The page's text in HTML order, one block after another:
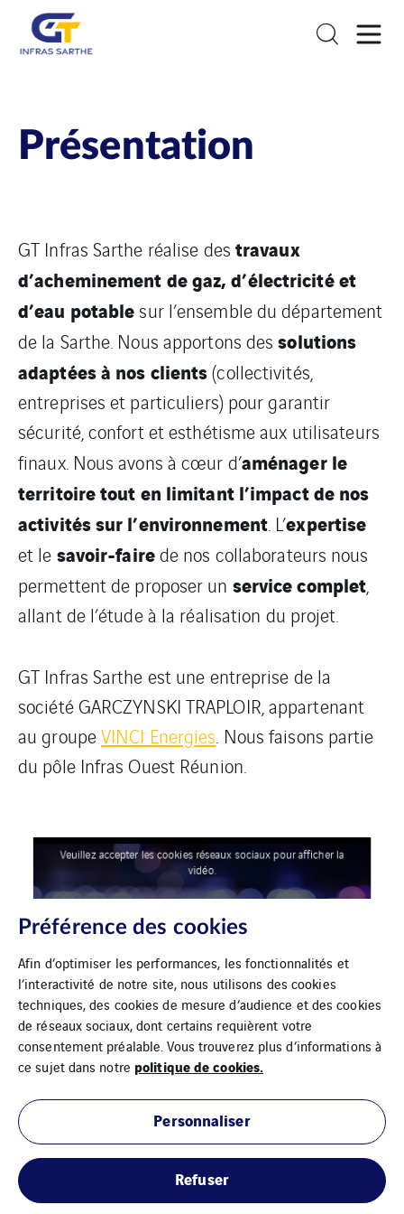
Présentation
GT Infras Sarthe réalise des travaux
d’acheminement de gaz, d’électricité et
d’eau potable sur l’ensemble du département
de la Sarthe. Nous apportons dessolutions
adaptées à nos clients(collectivités,
entreprises et particuliers) pour garantir
sécurité, confort et esthétisme aux utilisateurs
finaux. Nous avons à cœur d’aménager le
territoire tout en limitant l’impact de nos
activités sur l’environnement. L’expertise
et le savoir-fairede nos collaborateurs nous
permettent de proposer un service complet,
allant de l’étude à la réalisation du projet.
GT Infras Sarthe est une entreprise de la
société GARCZYNSKI TRAPLOIR, appartenant
au groupeVINCI Energies. Nous faisons partie
du pôle Infras Ouest Réunion.
Veuillez accepter les cookies réseaux sociaux pour afficher la
vidéo.
Mentions légales
Cookies
Préférence des cookies
Afin d’optimiser les performances, les fonctionnalités et
l’interactivité de notre site, nous utilisons des cookies
techniques, des cookies de mesure d’audience et des cookies
de réseaux sociaux, dont certains requièrent votre
consentement préalable. Vous trouverez plus d’informations à
ce sujet dans notre politique de cookies.
Personnaliser
Refuser